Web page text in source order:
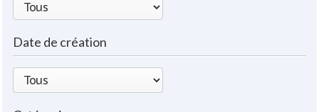
Date de création